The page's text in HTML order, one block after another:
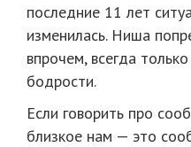
последние 11 лет
изменилась. Ниша
впрочем, всегда
бодрости.
Если говорить про
близкое нам — это